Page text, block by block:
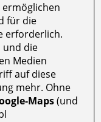
ermöglichen
für die
erforderlich.
und die
Medien
auf diese
mehr. Ohne
Maps(und
Google Fonts) bl